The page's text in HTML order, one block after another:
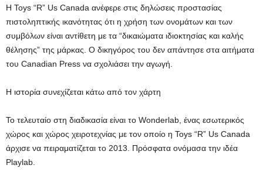
Η Toys “R” Us Canada ανέφερε στις δηλώσεις προστασίας
πιστοληπτικής ικανότητας ότι η χρήση των ονομάτων και των
συμβόλων είναι αντίθετη με τα “δικαιώματα ιδιοκτησίας και καλής
θέλησης” της μάρκας. Ο δικηγόρος του δεν απάντησε στα αιτήματα
του Canadian Press να σχολιάσει την αγωγή.
Η ιστορία συνεχίζεται κάτω από τον χάρτη
Το τελευταίο στη διαδικασία είναι το Wonderlab, ένας εσωτερικός
χώρος και χώρος χειροτεχνίας με τον οποίο η Toys “R” Us Canada
άρχισε να πειραματίζεται το 2013. Πρόσφατα ονόμασα την ιδέα
Playlab.